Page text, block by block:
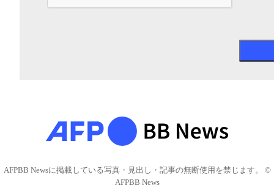
AFPBB Newsに掲載している写真・見出し・記事の無断使用を禁じます。 ©
AFPBB News